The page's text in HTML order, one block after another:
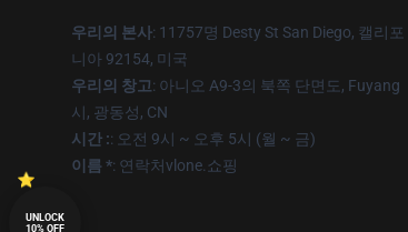
우리의 본사: 11757명 Desty St San Diego, 캘리포
니아 92154, 미국
우리의 창고: 아니오 A9-3의 북쪽 단면도, Fuyang
시, 광동성, CN
시간 :: 오전 9시 ~ 오후 5시 (월 ~ 금)
이름 *: 연락처vlone.쇼핑
UNLOCK
10% OFF